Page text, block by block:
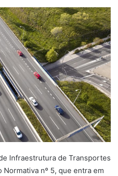
Infraestrutura de Transportes
nº 5, que entra em